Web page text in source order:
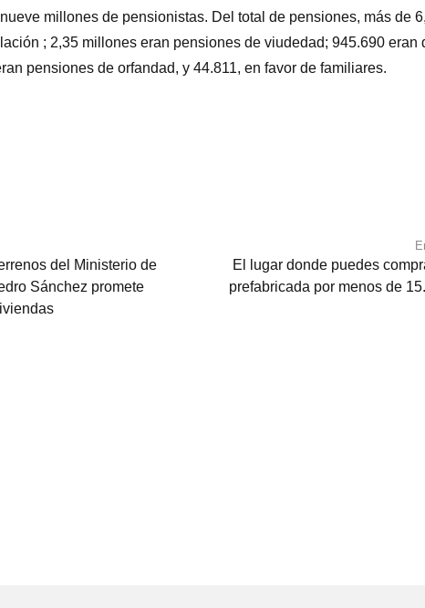
millones de pensionistas. Del total de pensiones, más de
; 2,35 millones eran pensiones de viudedad; 945.690 eran
pensiones de orfandad, y 44.811, en favor de familiares.
del Ministerio de
Sánchez promete
El lugar donde puedes
prefabricada por menos de